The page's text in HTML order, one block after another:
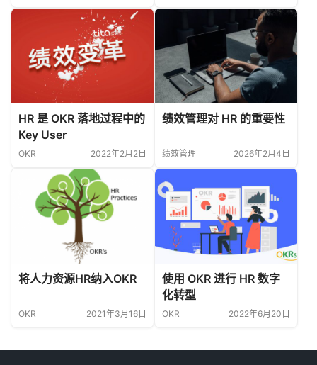
HR 是 OKR 落地过程中的
Key User
OKR 2022年2月2日
绩效管理对 HR 的重要性
绩效管理 2026年2月4日
将人力资源HR纳入OKR
OKR 2021年3月16日
使用 OKR 进行 HR 数字
化转型
OKR 2022年6月20日